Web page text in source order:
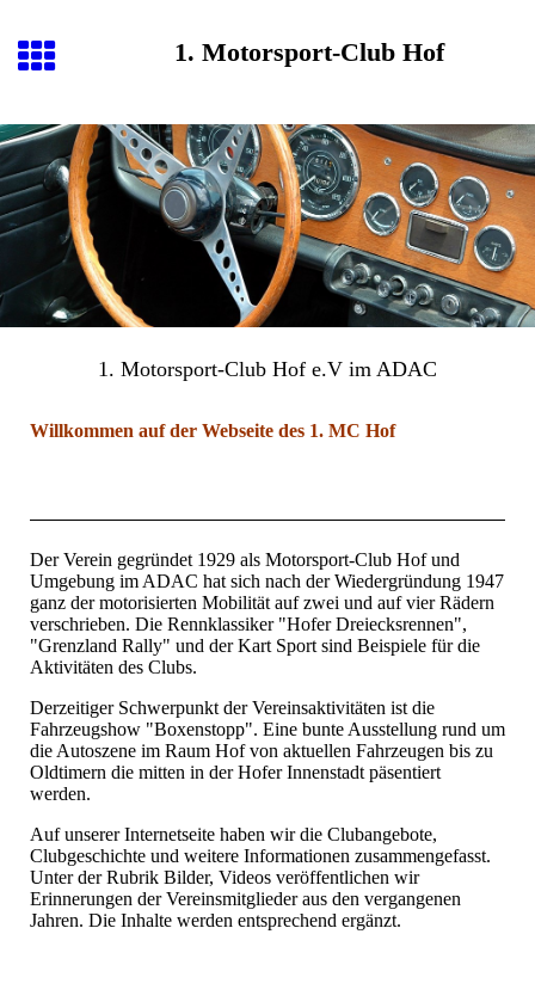
1. Motorsport-Club Hof
1. Motorsport-Club Hof e.V im ADAC
Willkommen auf der Webseite des 1. MC Hof
Der Verein gegründet 1929 als Motorsport-Club Hof und
Umgebung im ADAC hat sich nach der Wiedergründung 1947
ganz der motorisierten Mobilität auf zwei und auf vier Rädern
verschrieben. Die Rennklassiker "Hofer Dreiecksrennen",
"Grenzland Rally" und der Kart Sport sind Beispiele für die
Aktivitäten des Clubs.
Derzeitiger Schwerpunkt der Vereinsaktivitäten ist die
Fahrzeugshow "Boxenstopp". Eine bunte Ausstellung rund um
die Autoszene im Raum Hof von aktuellen Fahrzeugen bis zu
Oldtimern die mitten in der Hofer Innenstadt päsentiert
werden.
Auf unserer Internetseite haben wir die Clubangebote,
Clubgeschichte und weitere Informationen zusammengefasst.
Unter der Rubrik Bilder, Videos veröffentlichen wir
Erinnerungen der Vereinsmitglieder aus den vergangenen
Jahren. Die Inhalte werden entsprechend ergänzt.